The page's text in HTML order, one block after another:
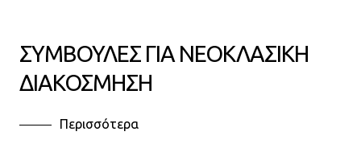
ΣΥΜΒΟΥΛΕΣ ΓΙΑ ΝΕΟΚΛΑΣΙΚΗ
ΔΙΑΚΟΣΜΗΣΗ
Περισσότερα